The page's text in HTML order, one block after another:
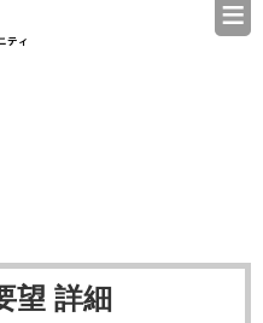
認定特定非営利活動法人（
≡
望 詳細